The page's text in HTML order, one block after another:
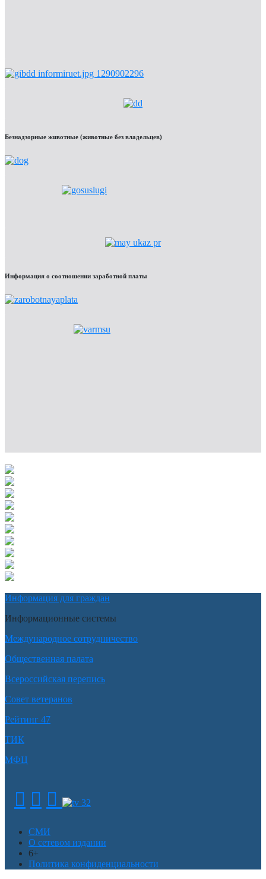
Безнадзорные животные (животные без владельцев)
Информация о соотношении заработной платы
Информация для граждан
Информационные системы
Международное сотрудничество
Общественная палата
Всероссийская перепись
Совет ветеранов
Рейтинг 47
ТИК
МФЦ
СМИ
О сетевом издании
6+
Политика конфиденциальности